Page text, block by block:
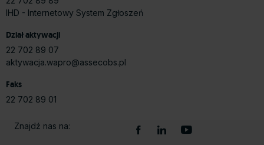
IHD - Internetowy System Zgłoszeń
Dział aktywacji
22 702 89 07
aktywacja.wapro@assecobs.pl
Faks
22 702 89 01
Znajdź nas na: